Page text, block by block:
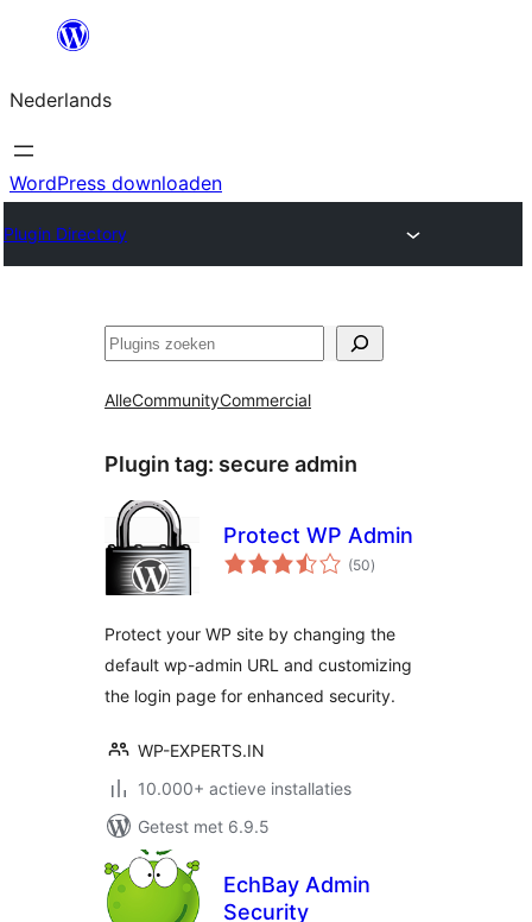
de
inhoud
Nederlands
WordPress downloaden
Plugin Directory
Zoeken
AlleCommunityCommercial
Plugin tag: secure admin
Protect WP Admin
(50totaal
waarderingen
)
Protect your WP site by changing the
default wp-admin URL and customizing
the login page for enhanced security.
WP-EXPERTS.IN
10.000+ actieve installaties
Getest met 6.9.5
EchBay Admin
Security